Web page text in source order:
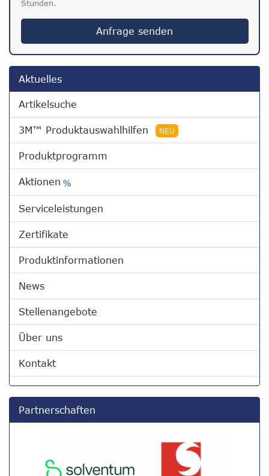
Stunden.
Anfrage senden
Aktuelles
Artikelsuche
3M™ Produktauswahlhilfen NEU
Produktprogramm
Aktionen %
Serviceleistungen
Zertifikate
Produktinformationen
News
Stellenangebote
Über uns
Kontakt
Partnerschaften